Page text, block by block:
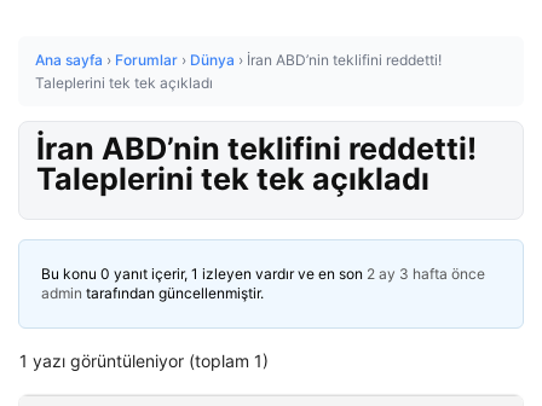
Ana sayfa › Forumlar › Dünya › İran ABD’nin teklifini reddetti!
Taleplerini tek tek açıkladı
İran ABD’nin teklifini reddetti!
Taleplerini tek tek açıkladı
Bu konu 0 yanıt içerir, 1 izleyen vardır ve en son 2 ay 3 hafta önce
admin tarafından güncellenmiştir.
1 yazı görüntüleniyor (toplam 1)